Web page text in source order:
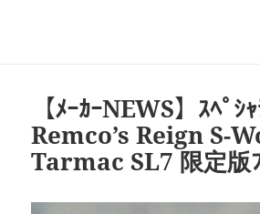
【ﾒｰｶｰNEWS】ｽﾍﾟｼ
Remco’s Reign S-
Tarmac SL7 限定版